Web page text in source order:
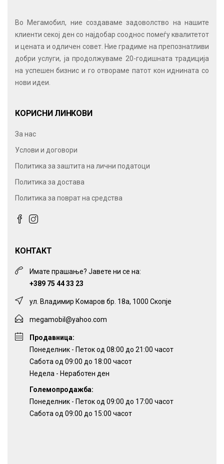
Во Мегамобил, ние создаваме задоволство на нашите
клиенти секој ден со најдобар сооднос помеѓу квалитетот
и цената и одличен совет. Ние градиме на препознатливи
добри услуги, ја продолжуваме 20-годишната традиција
на успешен бизнис и го отвораме патот кон иднината со
нови идеи.
КОРИСНИ ЛИНКОВИ
За нас
Услови и договори
Политика за заштита на лични податоци
Политика за достава
Политика за поврат на средства
КОНТАКТ
Имате прашање? Јавете ни се на:
+389 75 44 33 23
ул. Владимир Комаров бр. 18а, 1000 Скопје
megamobil@yahoo.com
Продавница:
Понеделник - Петок од 08:00 до 21:00 часот
Сабота од 09:00 до 18:00 часот
Недела - Неработен ден
Големопродажба:
Понеделник - Петок од 09:00 до 17:00 часот
Сабота од 09:00 до 15:00 часот